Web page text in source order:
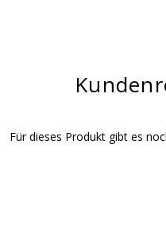
Für dieses Produkt gibt es